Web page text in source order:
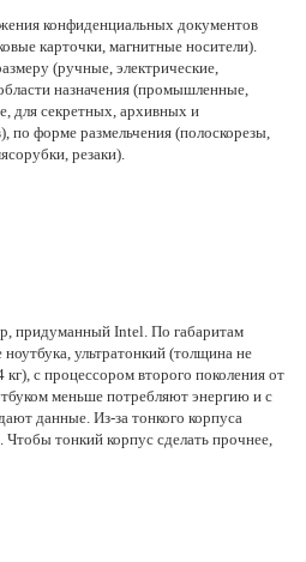
конфиденциальных документов
карточки, магнитные носители).
(ручные, электрические,
назначения (промышленные,
для секретных, архивных и
по форме размельчения (полоскорезы,
резаки).
придуманный Intel. По габаритам
ультратонкий (толщина не
кг), с процессором второго поколения от
меньше потребляют энергию и с
данные. Из-за тонкого корпуса
Чтобы тонкий корпус сделать прочнее,